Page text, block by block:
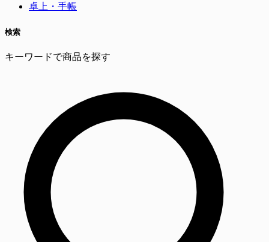
卓上・手帳
検索
キーワードで商品を探す